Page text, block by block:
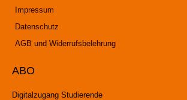
Impressum
Datenschutz
AGB und Widerrufsbelehrung
ABO
Digitalzugang Studierende